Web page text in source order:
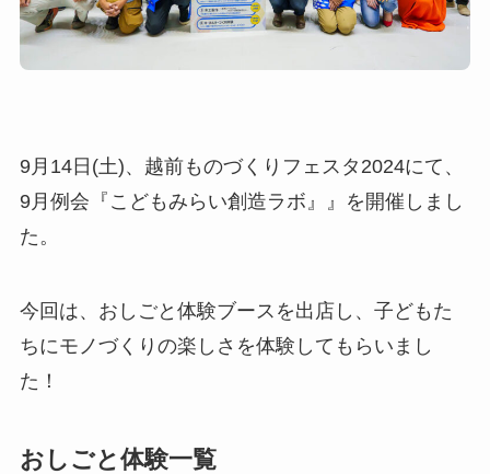
9月14日(土)、越前ものづくりフェスタ2024にて、
9月例会『こどもみらい創造ラボ』』を開催しまし
た。
今回は、おしごと体験ブースを出店し、子どもた
ちにモノづくりの楽しさを体験してもらいまし
た！
おしごと体験一覧